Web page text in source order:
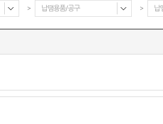
> 납땜용품/공구 > 납